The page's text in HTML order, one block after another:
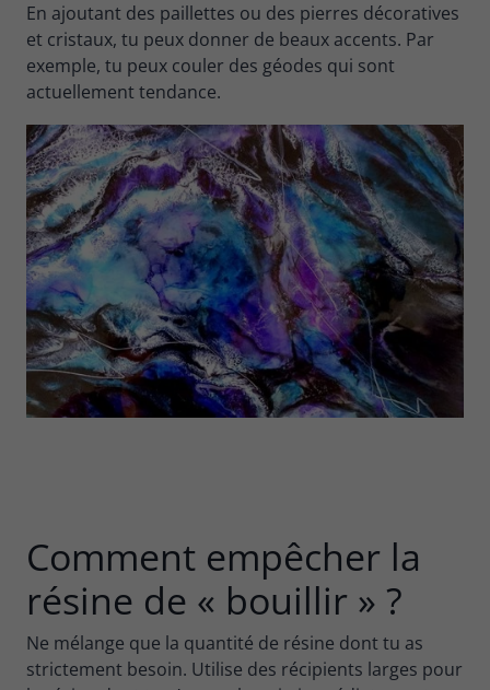
En ajoutant des paillettes ou des pierres décoratives
et cristaux, tu peux donner de beaux accents. Par
exemple, tu peux couler des géodes qui sont
actuellement tendance.
Comment empêcher la
résine de « bouillir » ?
Ne mélange que la quantité de résine dont tu as
strictement besoin. Utilise des récipients larges pour